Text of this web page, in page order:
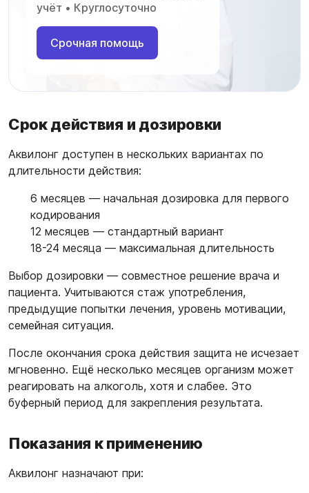
учёт • Круглосуточно
Срочная помощь
Срок действия и дозировки
Аквилонг доступен в нескольких вариантах по
длительности действия:
6 месяцев — начальная дозировка для первого
кодирования
12 месяцев — стандартный вариант
18-24 месяца — максимальная длительность
Выбор дозировки — совместное решение врача и
пациента. Учитываются стаж употребления,
предыдущие попытки лечения, уровень мотивации,
семейная ситуация.
После окончания срока действия защита не исчезает
мгновенно. Ещё несколько месяцев организм может
реагировать на алкоголь, хотя и слабее. Это
буферный период для закрепления результата.
Показания к применению
Аквилонг назначают при: